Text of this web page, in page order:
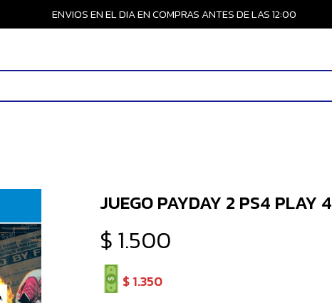
ENVIOS EN EL DIA EN COMPRAS ANTES DE LAS 12:00
JUEGO PAYDAY 2 PS4 PLAY 4
$1.500
$1.350